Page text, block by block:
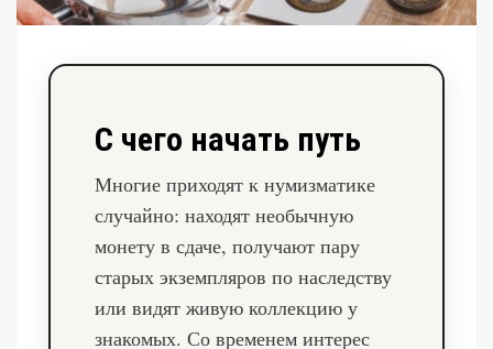
С чего начать путь
Многие приходят к нумизматике
случайно: находят необычную
монету в сдаче, получают пару
старых экземпляров по наследству
или видят живую коллекцию у
знакомых. Со временем интерес